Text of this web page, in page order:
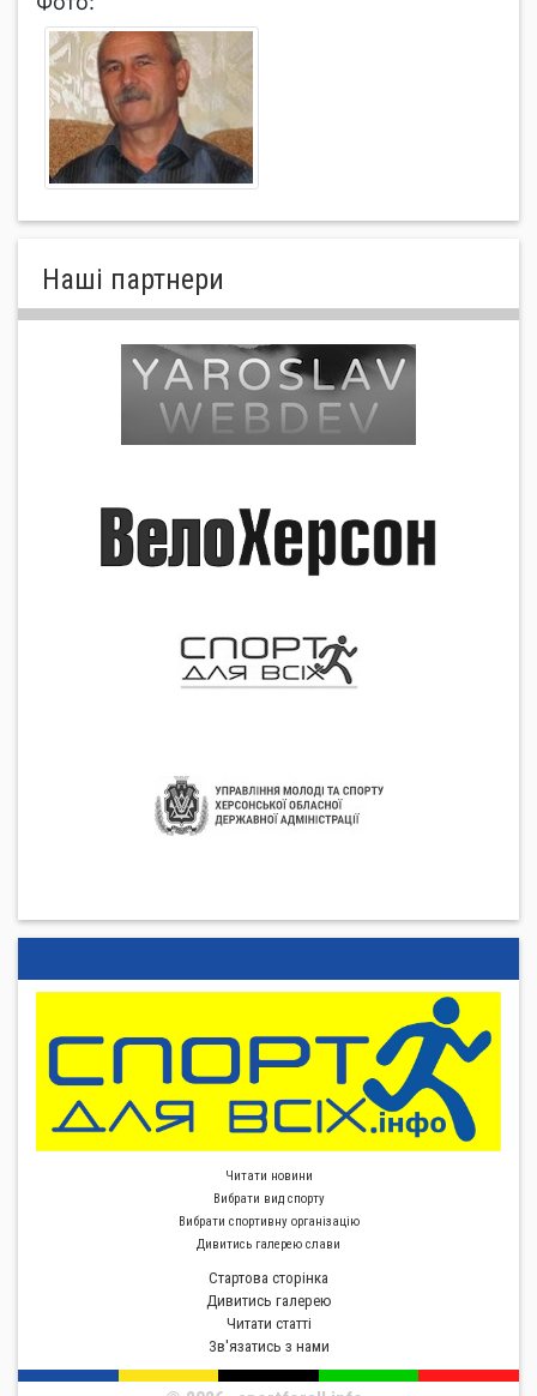
Нашi партнери
Читати новини
Вибрати вид спорту
Вибрати спортивну органiзацiю
Дивитись галерею слави
Стартова сторiнка
Дивитись галерею
Читати статті
Зв'язатись з нами